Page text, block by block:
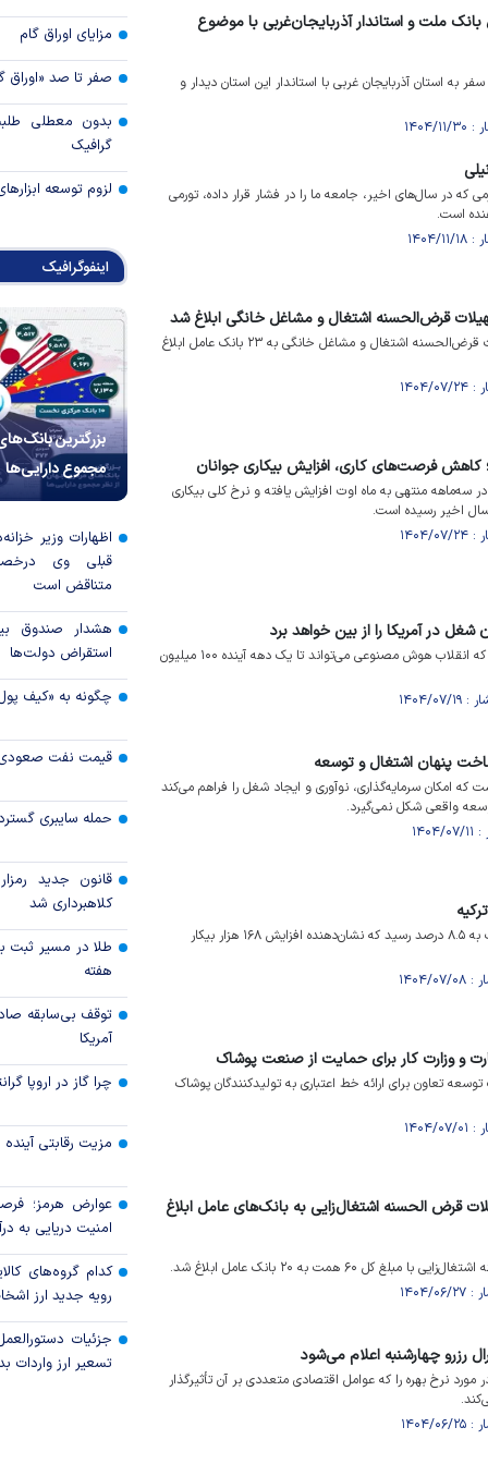
ملت و استاندار آذربایجان‌غربی با موضوع
به استان آذربایجان غربی با استاندار این استان دیدار و
در سال‌های اخیر، جامعه ما را در فشار قرار داده، تورمی
است.
قرض‌الحسنه اشتغال و مشاغل خانگی ابلاغ شد
شرایط دریافت مجدد تسهیلات قرض‌الحسنه اشتغال و مشاغل خانگی به ۲۳ بانک عامل ابلاغ
کاهش فرصت‌های کاری، افزایش بیکاری جوانان
سه‌ماهه منتهی به ماه اوت افزایش یافته و نرخ کلی بیکاری
اخیر رسیده است.
سناتور برنی سندرز هشدار داد که انقلاب هوش مصنوعی می‌تواند تا یک دهه آینده ۱۰۰ میلیون
پنهان اشتغال و توسعه
که امکان سرمایه‌گذاری، نوآوری و ایجاد شغل را فراهم می‌کند
واقعی شکل نمی‌گیرد.
نرخ بیکاری در ترکیه در آگوست به ۸.۵ درصد رسید که نشان‌دهنده افزایش ۱۶۸ هزار بیکار
و وزارت کار برای حمایت از صنعت پوشاک
تعاون برای ارائه خط اعتباری به تولیدکنندگان پوشاک
قرض الحسنه اشتغال‌زایی به بانک‌های عامل ابلاغ
۶۰ همت به ۲۰ بانک عامل ابلاغ شد.
رزرو چهارشنبه اعلام می‌شود
نرخ بهره را که عوامل اقتصادی متعددی بر آن تأثیرگذار
مزایای اوراق گام
صفر تا صد «اوراق
بدون معطلی
گرافیک
لزوم توسعه
اینفوگرافیک
بزرگترین
مجموع دارایی‌ها
اظهارات وزیر
قبلی وی
متناقض است
هشدار صندوق
استقراض دولت‌ها
چگونه به «کیف
قیمت نفت صعودی
حمله سایبری
قانون جدید
کلاهبرداری شد
طلا در مسیر ثبت
هفته
توقف بی‌سابقه
آمریکا
چرا گاز در اروپا
مزیت رقابتی
عوارض هرمز؛
امنیت دریایی به
کدام گروه‌های
رویه جدید ارز
جزئیات
تسعیر ارز واردات